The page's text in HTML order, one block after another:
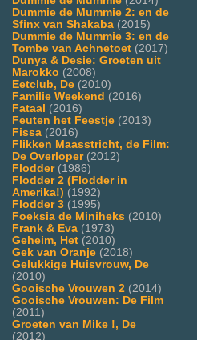
Dummie de Mummie 2: en de
Sfinx van Shakaba (2015)
Dummie de Mummie 3: en de
Tombe van Achnetoet (2017)
Dunya & Desie: Groeten uit
Marokko (2008)
Eetclub, De (2010)
Familie Weekend (2016)
Fataal (2016)
Feuten het Feestje (2013)
Fissa (2016)
Flikken Maasstricht, de Film:
De Overloper(2012)
Flodder(1986)
Flodder 2 (Flodder in
Amerika!) (1992)
Flodder 3 (1995)
Foeksia de Miniheks (2010)
Frank & Eva (1973)
Geheim, Het (2010)
Gek van Oranje (2018)
Gelukkige Huisvrouw, De
(2010)
Gooische Vrouwen 2 (2014)
Gooische Vrouwen: De Film
(2011)
Groeten van Mike !, De
(2012)